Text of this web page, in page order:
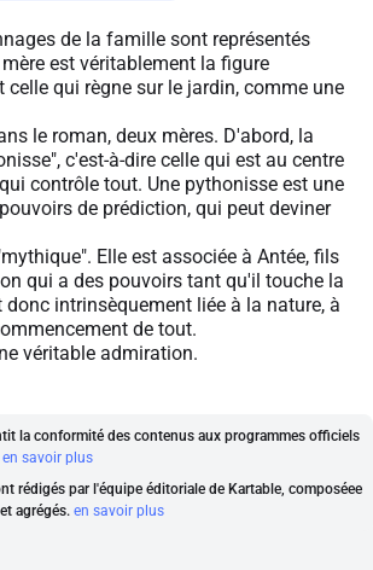
de la famille sont représentés
est véritablement la figure
celle qui règne sur le jardin, comme une
le roman, deux mères. D'abord, la
c'est-à-dire celle qui est au centre
contrôle tout. Une pythonisse est une
de prédiction, qui peut deviner
Elle est associée à Antée, fils
qui a des pouvoirs tant qu'il touche la
donc intrinsèquement liée à la nature, à
de tout.
véritable admiration.
la conformité des contenus aux programmes officiels
en savoir plus
rédigés par l'équipe éditoriale de Kartable, composéee
agrégés. en savoir plus